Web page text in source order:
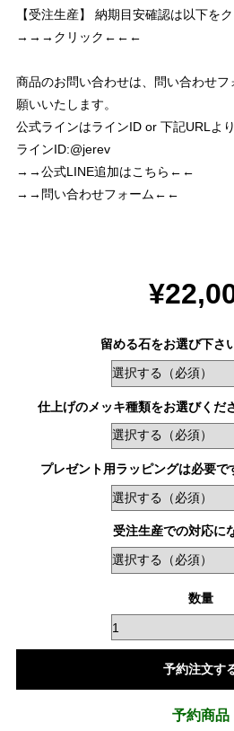
【受注生産】 納期目安確認は以下を
→→→クリック←←←
商品のお問い合わせは、問い合わせ
願いいたします。
公式ラインはラインID or 下記URLよ
ラインID:@jerev
→→公式LINE追加はこちら←←
→→問い合わせフォーム←←
留める石をお選び下さ
仕上げのメッキ種類をお選びくだ
プレゼント用ラッピングは必要で
受注生産での対応に
数量
予約注文す
予約商品